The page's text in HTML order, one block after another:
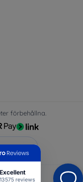
Excellent
13575 reviews
förbehållna.